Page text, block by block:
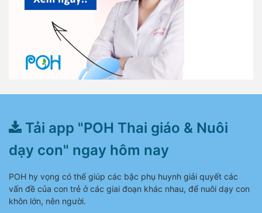
Tải app "POH Thai giáo & Nuôi
dạy con" ngay hôm nay
POH hy vọng có thể giúp các bậc phụ huynh giải quyết các
vấn đề của con trẻ ở các giai đoạn khác nhau, để nuôi dạy con
khôn lớn, nên người.